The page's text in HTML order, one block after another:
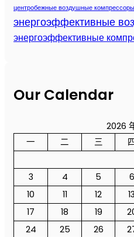
центробежные воздушные компрессоры
энергоэффективные
энергоэффективные
Our Calendar
2026
一
二 三
3
4 5 6
10
11 12 13
17
18 19
24
25 26